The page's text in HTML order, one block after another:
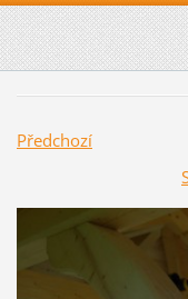
Předchozí